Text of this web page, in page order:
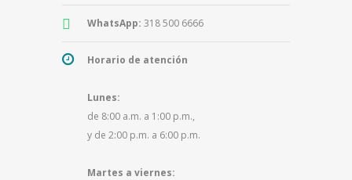
WhatsApp: 318 500 6666
Horario de atención
Lunes:
de 8:00 a.m. a 1:00 p.m.,
y de 2:00 p.m. a 6:00 p.m.
Martes a viernes: